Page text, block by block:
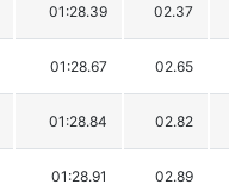
01:28.39 02.37
01:28.67 02.65
01:28.84 02.82
01:28.91 02.89